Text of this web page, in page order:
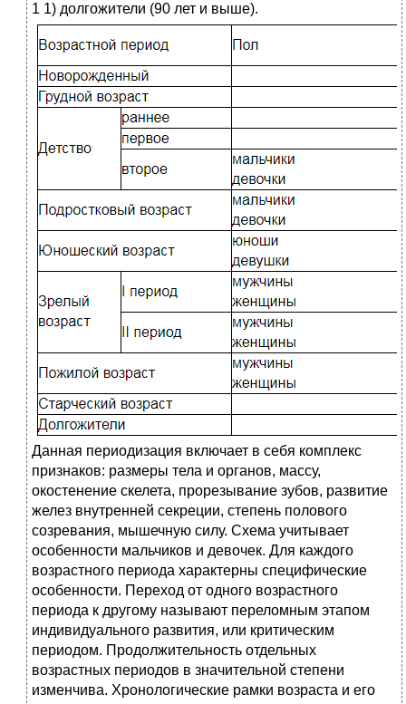
1 1) долгожители (90 лет и выше).
Данная периодизация включает в себя комплекс
признаков: размеры тела и органов, массу,
окостенение скелета, прорезывание зубов, развитие
желез внутренней секреции, степень полового
созревания, мышечную силу. Схема учитывает
особенности мальчиков и девочек. Для каждого
возрастного периода характерны специфические
особенности. Переход от одного возрастного
периода к другому называют переломным этапом
индивидуального развития, или критическим
периодом. Продолжительность отдельных
возрастных периодов в значительной степени
изменчива. Хронологические рамки возраста и его